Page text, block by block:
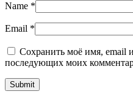
Name *
Email *
Сохранить моё имя, email
последующих моих